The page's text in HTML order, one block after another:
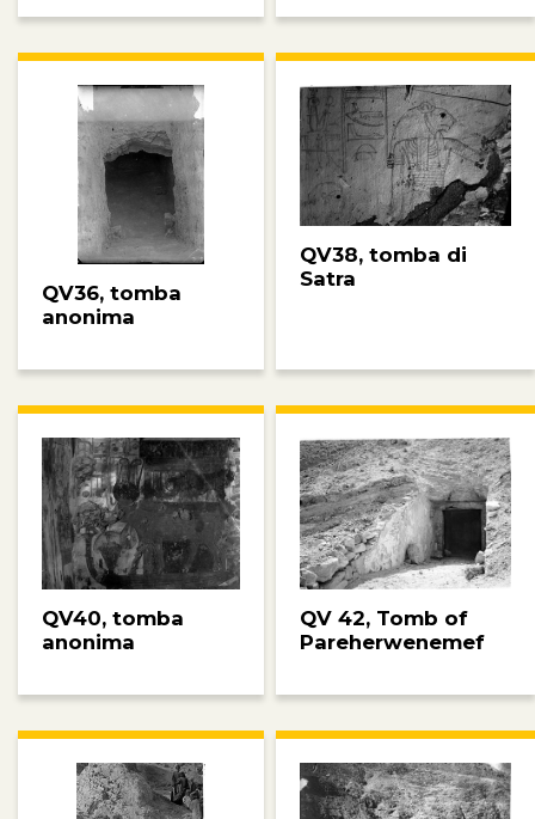
QV36, tomba
anonima
QV38, tomba di
Satra
QV40, tomba
anonima
QV 42, Tomb of
Pareherwenemef